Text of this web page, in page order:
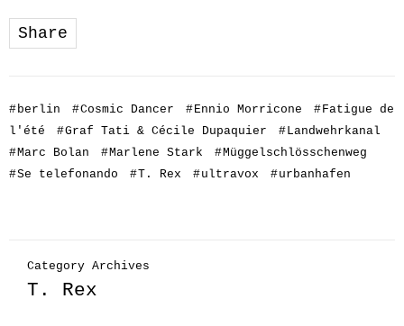
Share
# berlin #Cosmic Dancer #Ennio Morricone #Fatigue de
l'été
#Graf Tati & Cécile Dupaquier #Landwehrkanal
#Marc Bolan #Marlene Stark #Müggelschlösschenweg
#Se telefonando #T. Rex #ultravox #urbanhafen
Category Archives
T. Rex